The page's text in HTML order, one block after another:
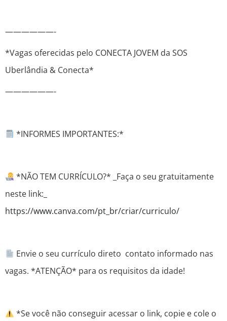
——————-
*Vagas oferecidas pelo CONECTA JOVEM da SOS
Uberlândia & Conecta*
——————-
*INFORMES IMPORTANTES:*
*NÃO TEM CURRÍCULO?* _Faça o seu gratuitamente
neste link:_
https://www.canva.com/pt_br/criar/curriculo/
Envie o seu currículo direto contato informado nas
vagas. *ATENÇÃO* para os requisitos da idade!
*Se você não conseguir acessar o link, copie e cole o